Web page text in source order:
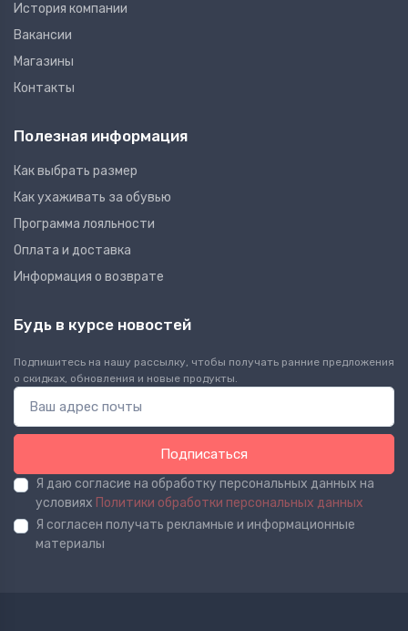
Иcтория компании
Вакансии
Магазины
Контакты
Полезная информация
Как выбрать размер
Как ухаживать за обувью
Программа лояльности
Оплата и доставка
Информация о возврате
Будь в курсе новостей
Подпишитесь на нашу рассылку, чтобы получать ранние предложения
о скидках, обновления и новые продукты.
Подписаться
Я даю согласие на обработку персональных данных на
условиях Политики обработки персональных данных
Я согласен получать рекламные и информационные
материалы